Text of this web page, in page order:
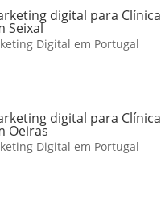
digital para Clínica
Seixal
Digital em Portugal
digital para Clínica
Oeiras
Digital em Portugal